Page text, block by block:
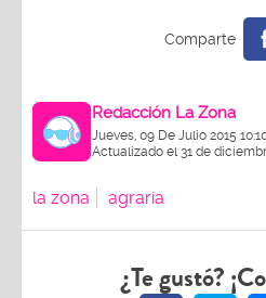
Redacción La Zona
Jueves, 09 De Julio 2015
Actualizado el 31 de
la zona agraria
¿Te gustó?